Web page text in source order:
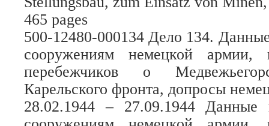
465 pages
500-12480-000134 Дело 134.
сооружениям немецкой армии,
перебежчиков о
Карельского фронта, допросы
28.02.1944 – 27.09.1944 Данные